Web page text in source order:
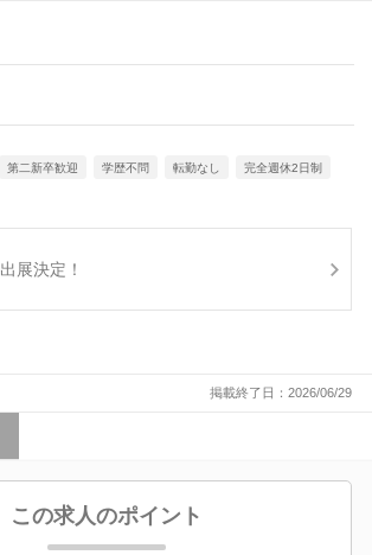
第二新卒歓迎 学歴不問 転勤なし 完全週休2日制
出展決定！
掲載終了日：2026/06/29
この求人のポイント